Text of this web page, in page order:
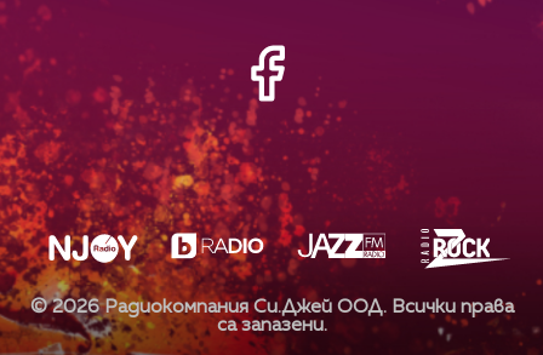
©2026Радиокомпания Си.Джей ООД. Всички права
са запазени.